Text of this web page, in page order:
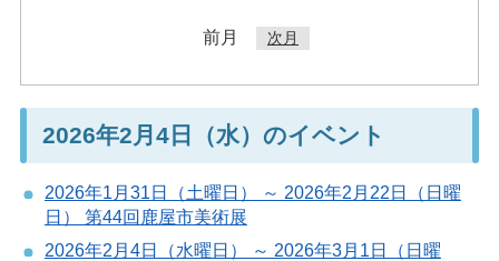
前月 次月
2026年2月4日（水）のイベント
2026年1月31日（土曜日） ～ 2026年2月22日（日曜
日） 第44回鹿屋市美術展
2026年2月4日（水曜日） ～ 2026年3月1日（日曜